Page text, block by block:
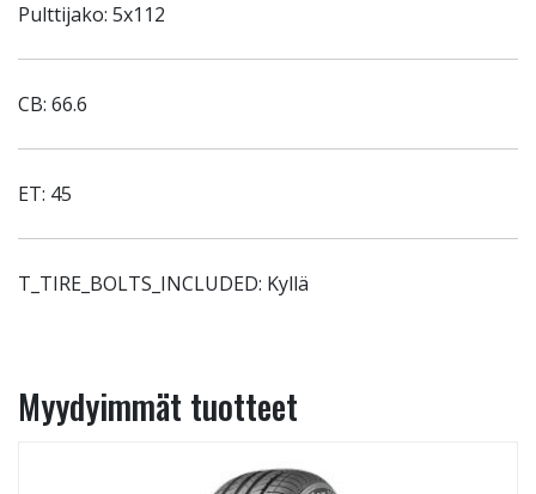
Pulttijako: 5x112
CB: 66.6
ET: 45
T_TIRE_BOLTS_INCLUDED: Kyllä
Myydyimmät tuotteet